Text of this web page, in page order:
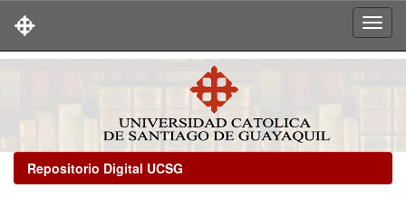
Repositorio Digital UCSG